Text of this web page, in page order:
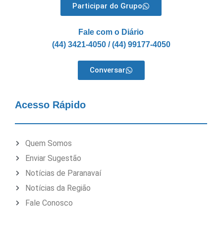
Participar do Grupo
Fale com o Diário
(44) 3421-4050 / (44) 99177-4050
Conversar
Acesso Rápido
Quem Somos
Enviar Sugestão
Notícias de Paranavaí
Notícias da Região
Fale Conosco